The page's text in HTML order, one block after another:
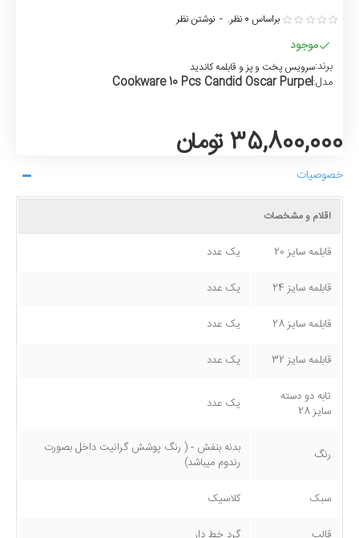
موجود
برند:سرویس پخت و پز و قابلمه کاندید
مدل:Cookware 10 Pcs Candid Oscar Purpel
براساس 0 نظر. - نوشتن نظر
35,800,000 تومان
خصوصیات
اقلام و مشخصات
قابلمه سایز 20 یک عدد
قابلمه سایز 24 یک عدد
قابلمه سایز 28 یک عدد
قابلمه سایز 32 یک عدد
تابه دو دسته
سایز 28
یک عدد
رنگ
بدنه بنفش - ( رنگ پوشش گرانیت داخل بصورت
رندوم میباشد)
سبک کلاسیک